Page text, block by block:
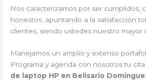
Nos caracterizamos por ser cumplidos,
honestos, apuntando a la satisfacción
clientes, siendo ustedes nuestro mayor
Manejamos un amplio y extenso
Programa y agenda con nosotros tu cita
de laptop HP en Belisario